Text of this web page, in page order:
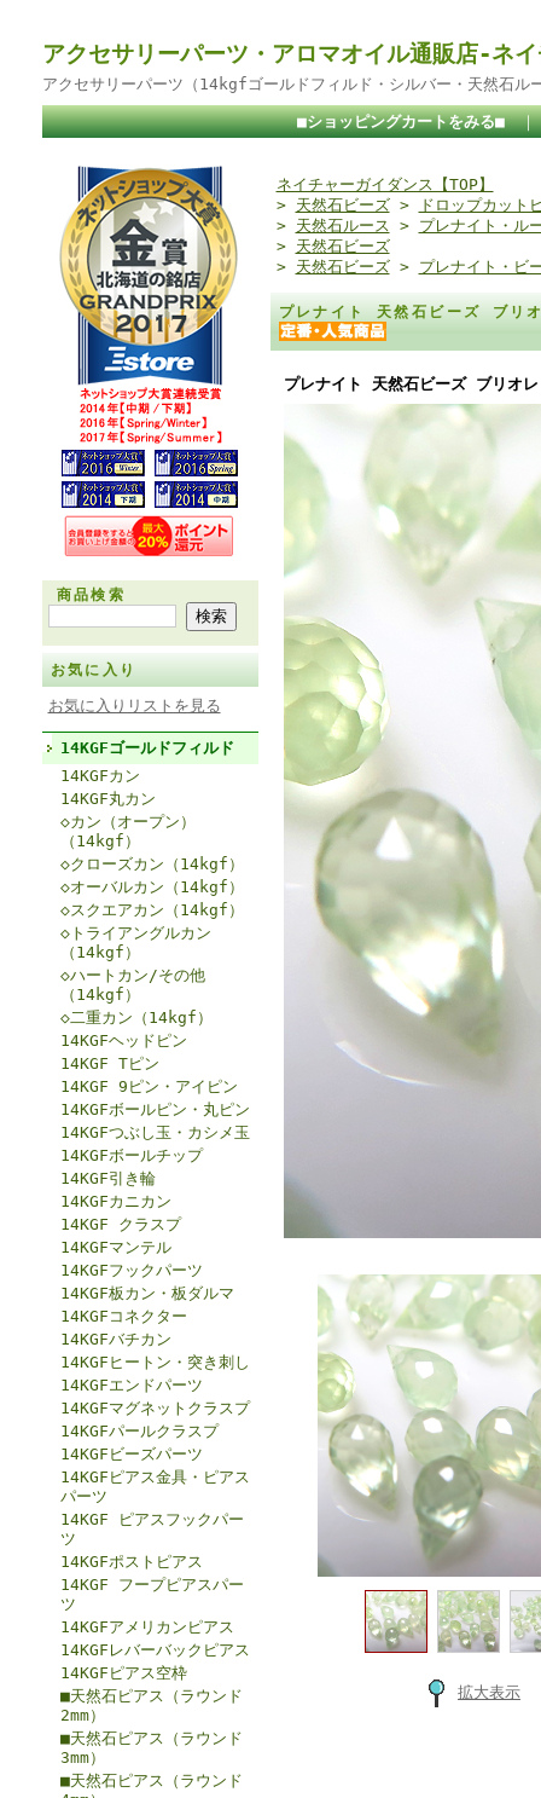
アクセサリーパーツ・アロマオイル通販店-ネ
アクセサリーパーツ（14kgfゴールドフィルド・シルバー・天然石ル
■ショッピングカートをみる■
商品検索
お気に入り
お気に入りリストを見る
14KGFゴールドフィルド
14KGFカン
14KGF丸カン
◇カン（オープン）
（14kgf）
◇クローズカン（14kgf）
◇オーバルカン（14kgf）
◇スクエアカン（14kgf）
◇トライアングルカン
（14kgf）
◇ハートカン/その他
（14kgf）
◇二重カン（14kgf）
14KGFヘッドピン
14KGF Tピン
14KGF 9ピン・アイピン
14KGFボールピン・丸ピン
14KGFつぶし玉・カシメ玉
14KGFボールチップ
14KGF引き輪
14KGFカニカン
14KGF クラスプ
14KGFマンテル
14KGFフックパーツ
14KGF板カン・板ダルマ
14KGFコネクター
14KGFバチカン
14KGFヒートン・突き刺し
14KGFエンドパーツ
14KGFマグネットクラスプ
14KGFパールクラスプ
14KGFビーズパーツ
14KGFピアス金具・ピアス
パーツ
14KGF ピアスフックパー
ツ
14KGFポストピアス
14KGF フープピアスパー
ツ
14KGFアメリカンピアス
14KGFレバーバックピアス
14KGFピアス空枠
■天然石ピアス（ラウンド
2mm）
■天然石ピアス（ラウンド
3mm）
■天然石ピアス（ラウンド
ネイチャーガイダンス【TOP】
> 天然石ビーズ>
ドロップカット
> 天然石ルース > プレナイト・ル
> 天然石ビーズ
> 天然石ビーズ> プレナイト・ビ
プレナイト 天然石ビーズ ブ
プレナイト 天然石ビーズ ブリオ
拡大表示